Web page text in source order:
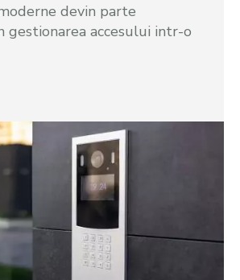
devin parte
gestionarea accesului intr-o